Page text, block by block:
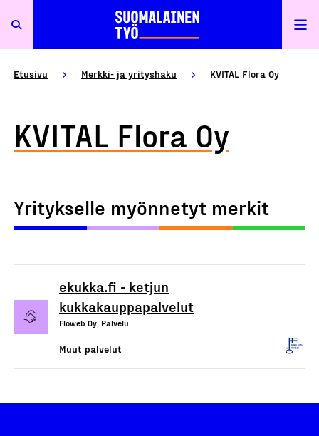
Etusivu Merkki- ja yrityshaku KVITAL Flora Oy
KVITAL Flora Oy
Yritykselle myönnetyt merkit
ekukka.fi - ketjun
kukkakauppapalvelut
Floweb Oy, Palvelu
Muut palvelut